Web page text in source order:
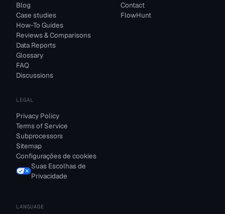
Blog
Case studies
How-To Guides
Reviews & Comparisons
Data Reports
Glossary
FAQ
Discussions
Contact
FlowHunt
LEGAL
Privacy Policy
Terms of Service
Subprocessors
Sitemap
Configurações de cookies
Suas Escolhas de
Privacidade
LANGUAGE